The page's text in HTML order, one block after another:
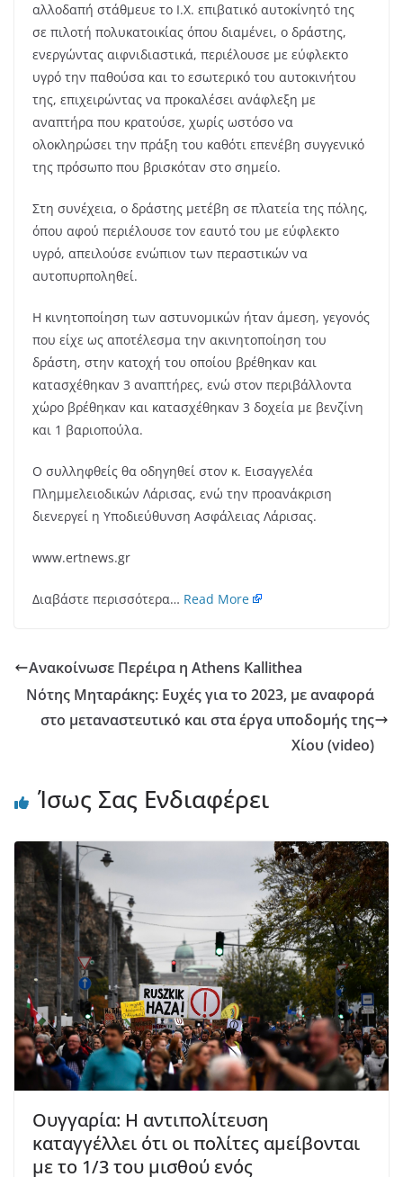
αλλοδαπή στάθμευε το Ι.Χ. επιβατικό αυτοκίνητό της
σε πιλοτή πολυκατοικίας όπου διαμένει, ο δράστης,
ενεργώντας αιφνιδιαστικά, περιέλουσε με εύφλεκτο
υγρό την παθούσα και το εσωτερικό του αυτοκινήτου
της, επιχειρώντας να προκαλέσει ανάφλεξη με
αναπτήρα που κρατούσε, χωρίς ωστόσο να
ολοκληρώσει την πράξη του καθότι επενέβη συγγενικό
της πρόσωπο που βρισκόταν στο σημείο.
Στη συνέχεια, ο δράστης μετέβη σε πλατεία της πόλης,
όπου αφού περιέλουσε τον εαυτό του με εύφλεκτο
υγρό, απειλούσε ενώπιον των περαστικών να
αυτοπυρποληθεί.
Η κινητοποίηση των αστυνομικών ήταν άμεση, γεγονός
που είχε ως αποτέλεσμα την ακινητοποίηση του
δράστη, στην κατοχή του οποίου βρέθηκαν και
κατασχέθηκαν 3 αναπτήρες, ενώ στον περιβάλλοντα
χώρο βρέθηκαν και κατασχέθηκαν 3 δοχεία με βενζίνη
και 1 βαριοπούλα.
Ο συλληφθείς θα οδηγηθεί στον κ. Εισαγγελέα
Πλημμελειοδικών Λάρισας, ενώ την προανάκριση
διενεργεί η Υποδιεύθυνση Ασφάλειας Λάρισας.
www.ertnews.gr
Διαβάστε περισσότερα… Read More
Ανακοίνωσε Περέιρα η Athens Kallithea
Νότης Μηταράκης: Ευχές για το 2023, με αναφορά
στο μεταναστευτικό και στα έργα υποδομής της
Χίου (video)
Ίσως Σας Ενδιαφέρει
Ουγγαρία: Η αντιπολίτευση
καταγγέλλει ότι οι πολίτες αμείβονται
με το 1/3 του μισθού ενός